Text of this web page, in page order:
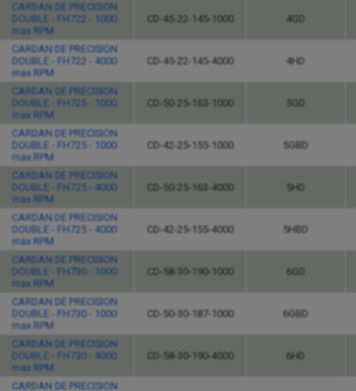
CARDAN DE PRECISION
DOUBLE - FH722 - 1000
max RPM
CD-45-22-145-1000 4GD
CARDAN DE PRECISION
DOUBLE - FH722 - 4000
max RPM
CD-45-22-145-4000 4HD
CARDAN DE PRECISION
DOUBLE - FH725 - 1000
max RPM
CD-50-25-163-1000 5GD
CARDAN DE PRECISION
DOUBLE - FH725 - 1000
max RPM
CD-42-25-155-1000 5GBD
CARDAN DE PRECISION
DOUBLE - FH725 - 4000
max RPM
CD-50-25-163-4000 5HD
CARDAN DE PRECISION
DOUBLE - FH725 - 4000
max RPM
CD-42-25-155-4000 5HBD
CARDAN DE PRECISION
DOUBLE - FH730 - 1000
max RPM
CD-58-30-190-1000 6GD
CARDAN DE PRECISION
DOUBLE - FH730 - 1000
max RPM
CD-50-30-187-1000 6GBD
CARDAN DE PRECISION
DOUBLE - FH730 - 4000
max RPM
CD-58-30-190-4000 6HD
CARDAN DE PRECISION